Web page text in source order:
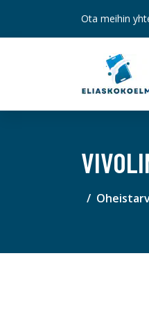
Ota meihin